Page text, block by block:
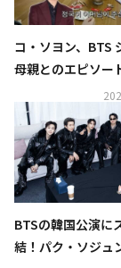
コ・ソヨン、BTS
母親とのエピソ
可愛らしいプレ
あり）
BTSの韓国公演に
結！パク・ソジュ